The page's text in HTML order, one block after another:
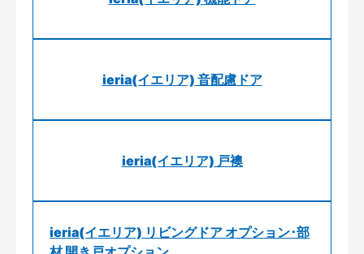
ieria(イエリア) 音配慮ドア
ieria(イエリア) 戸襖
ieria(イエリア) リビングドア オプション･部